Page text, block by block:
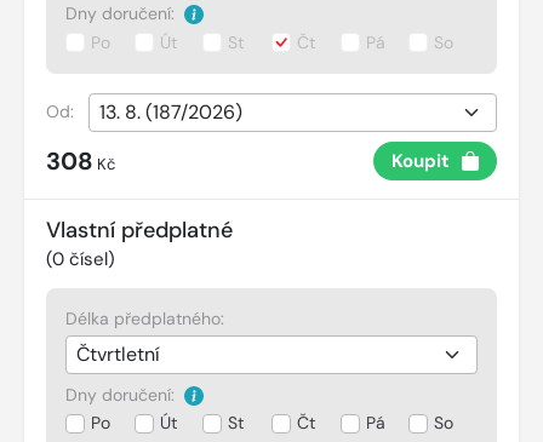
Dny doručení:
Po
Út St Čt Pá So
Od:
308 Kč Koupit
Vlastní předplatné
(0 čísel)
Délka předplatného:
Dny doručení:
Po
Út St Čt Pá So